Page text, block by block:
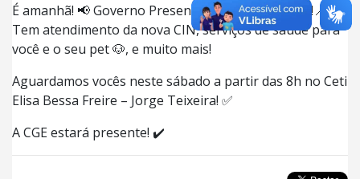
É amanhã! 📢 Governo Presente no Jorge Teixeira!📍
Tem atendimento da nova CIN, serviços de saúde para
você e o seu pet 🐶, e muito mais!
Aguardamos vocês neste sábado a partir das 8h no Ceti
Elisa Bessa Freire – Jorge Teixeira! ✅
A CGE estará presente! ✔️